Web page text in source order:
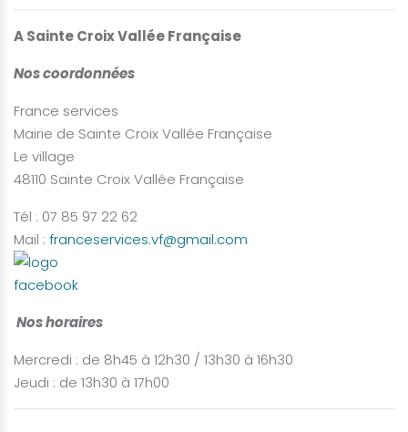
A Sainte Croix Vallée Française
Nos coordonnées
France services
Mairie de Sainte Croix Vallée Française
Le village
48110 Sainte Croix Vallée Française
Tél : 07 85 97 22 62
Mail : franceservices.vf@gmail.com
Nos horaires
Mercredi : de 8h45 à 12h30 / 13h30 à 16h30
Jeudi : de 13h30 à 17h00